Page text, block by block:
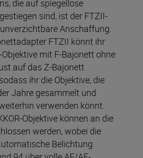
die auf spiegellose
sind, ist der FTZII-
Anschaffung.
FTZII könnt ihr
Objektive mit F-Bajonett ohne
auf das Z-Bajonett
ihr die Objektive, die
Jahre gesammelt und
verwenden könnt.
Objektive können an die
werden, wobei die
Belichtung